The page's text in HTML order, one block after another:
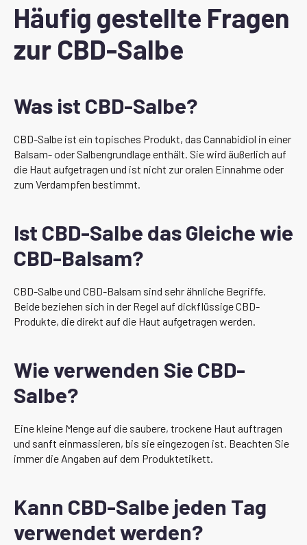
Häufig gestellte Fragen
zur CBD-Salbe
Was ist CBD-Salbe?
CBD-Salbe ist ein topisches Produkt, das Cannabidiol in einer
Balsam- oder Salbengrundlage enthält. Sie wird äußerlich auf
die Haut aufgetragen und ist nicht zur oralen Einnahme oder
zum Verdampfen bestimmt.
Ist CBD-Salbe das Gleiche wie
CBD-Balsam?
CBD-Salbe und CBD-Balsam sind sehr ähnliche Begriffe.
Beide beziehen sich in der Regel auf dickflüssige CBD-
Produkte, die direkt auf die Haut aufgetragen werden.
Wie verwenden Sie CBD-
Salbe?
Eine kleine Menge auf die saubere, trockene Haut auftragen
und sanft einmassieren, bis sie eingezogen ist. Beachten Sie
immer die Angaben auf dem Produktetikett.
Kann CBD-Salbe jeden Tag
verwendet werden?